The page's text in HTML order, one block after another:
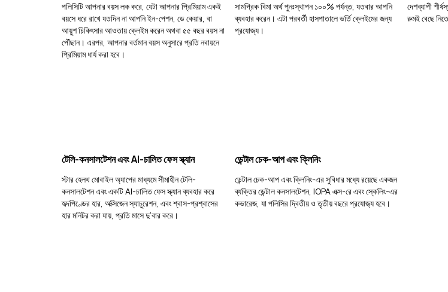
পলিসিটি আপনার বয়স লক করে, যেটা আপনার প্রিমিয়াম একই
বয়সে ধরে রাখে যতদিন না আপনি ইন-পেশন, ডে কেয়ার, বা
আয়ুশ চিকিৎসার আওতায় ক্লেইম করেন অথবা ৫৫ বছর বয়স না
পৌঁছান। এরপর, আপনার বর্তমান বয়স অনুসারে প্রতি নবায়নে
প্রিমিয়াম ধার্য করা হবে।
সামগ্রিক বিমা অর্থ পুনঃস্থাপন ১০০% পর্যন্ত, যতবার আপনি
ব্যবহার করেন। এটা পরবর্তী হাসপাতালে ভর্তি ক্লেইমের জন্য
প্রযোজ্য।
দেশব্যাপী
রুমই বেছে
টেলি-কনসালটেশন এবং AI-চালিত ফেস স্ক্যান
স্টার হেলথ মোবাইল অ্যাপের মাধ্যমে সীমাহীন টেলি-
কনসালটেশন এবং একটি AI-চালিত ফেস স্ক্যান ব্যবহার করে
হৃদপিণ্ডের হার, অক্সিজেন স্যাচুরেশন, এবং শ্বাস-প্রশ্বাসের
হার মনিটর করা যায়, প্রতি মাসে দু’বার করে।
ডেন্টাল চেক-আপ এবং ক্লিনিং
ডেন্টাল চেক-আপ এবং ক্লিনিং-এর সুবিধার মধ্যে রয়েছে একজন
ব্যক্তির ডেন্টাল কনসালটেশন, IOPA এক্স-রে এবং স্কেলিং-এর
কভারেজ, যা পলিসির দ্বিতীয় ও তৃতীয় বছরে প্রযোজ‍্য হবে।